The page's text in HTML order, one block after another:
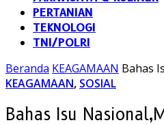
PERTANIAN
TEKNOLOGI
TNI/POLRI
Beranda KEAGAMAAN Bahas
KEAGAMAAN, SOSIAL
Bahas Isu